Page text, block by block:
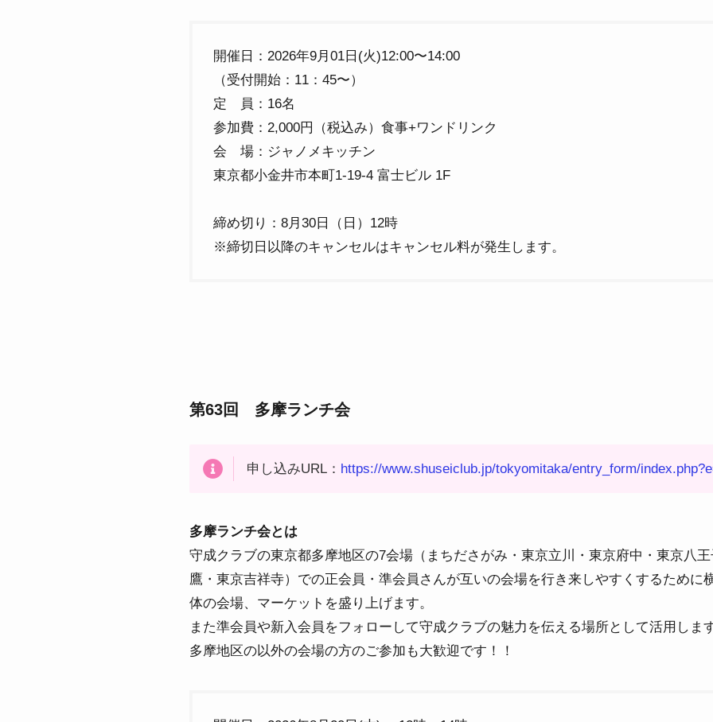
開催日：2026年9月01日(火)12:00〜14:00
（受付開始：11：45〜）
定 員：16名
参加費：2,000円（税込み）食事+ワンドリンク
会 場：ジャノメキッチン
東京都小金井市本町1-19-4 富士ビル 1F
締め切り：8月30日（日）12時
※締切日以降のキャンセルはキャンセル料が発生します。
第63回 多摩ランチ会
申し込みURL： https://www.shuseiclub.jp/tokyomitaka/entry_form/
多摩ランチ会とは
守成クラブの東京都多摩地区の7会場（まちださがみ・東京立川・東京府中・東京八
鷹・東京吉祥寺）での正会員・準会員さんが互いの会場を行き来しやすくするために
体の会場、マーケットを盛り上げます。
また準会員や新入会員をフォローして守成クラブの魅力を伝える場所として活用します
多摩地区の以外の会場の方のご参加も大歓迎です！！